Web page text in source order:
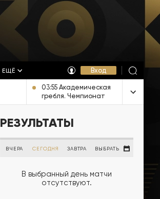
ЕЩЁ Вход
03:55 Академическая
гребля. Чемпионат
Европы. Трансляция из
РЕЗУЛЬТАТЫ
ВЧЕРА СЕГОДНЯ ЗАВТРА ВЫБРАТЬ
В выбранный день матчи
отсутствуют.